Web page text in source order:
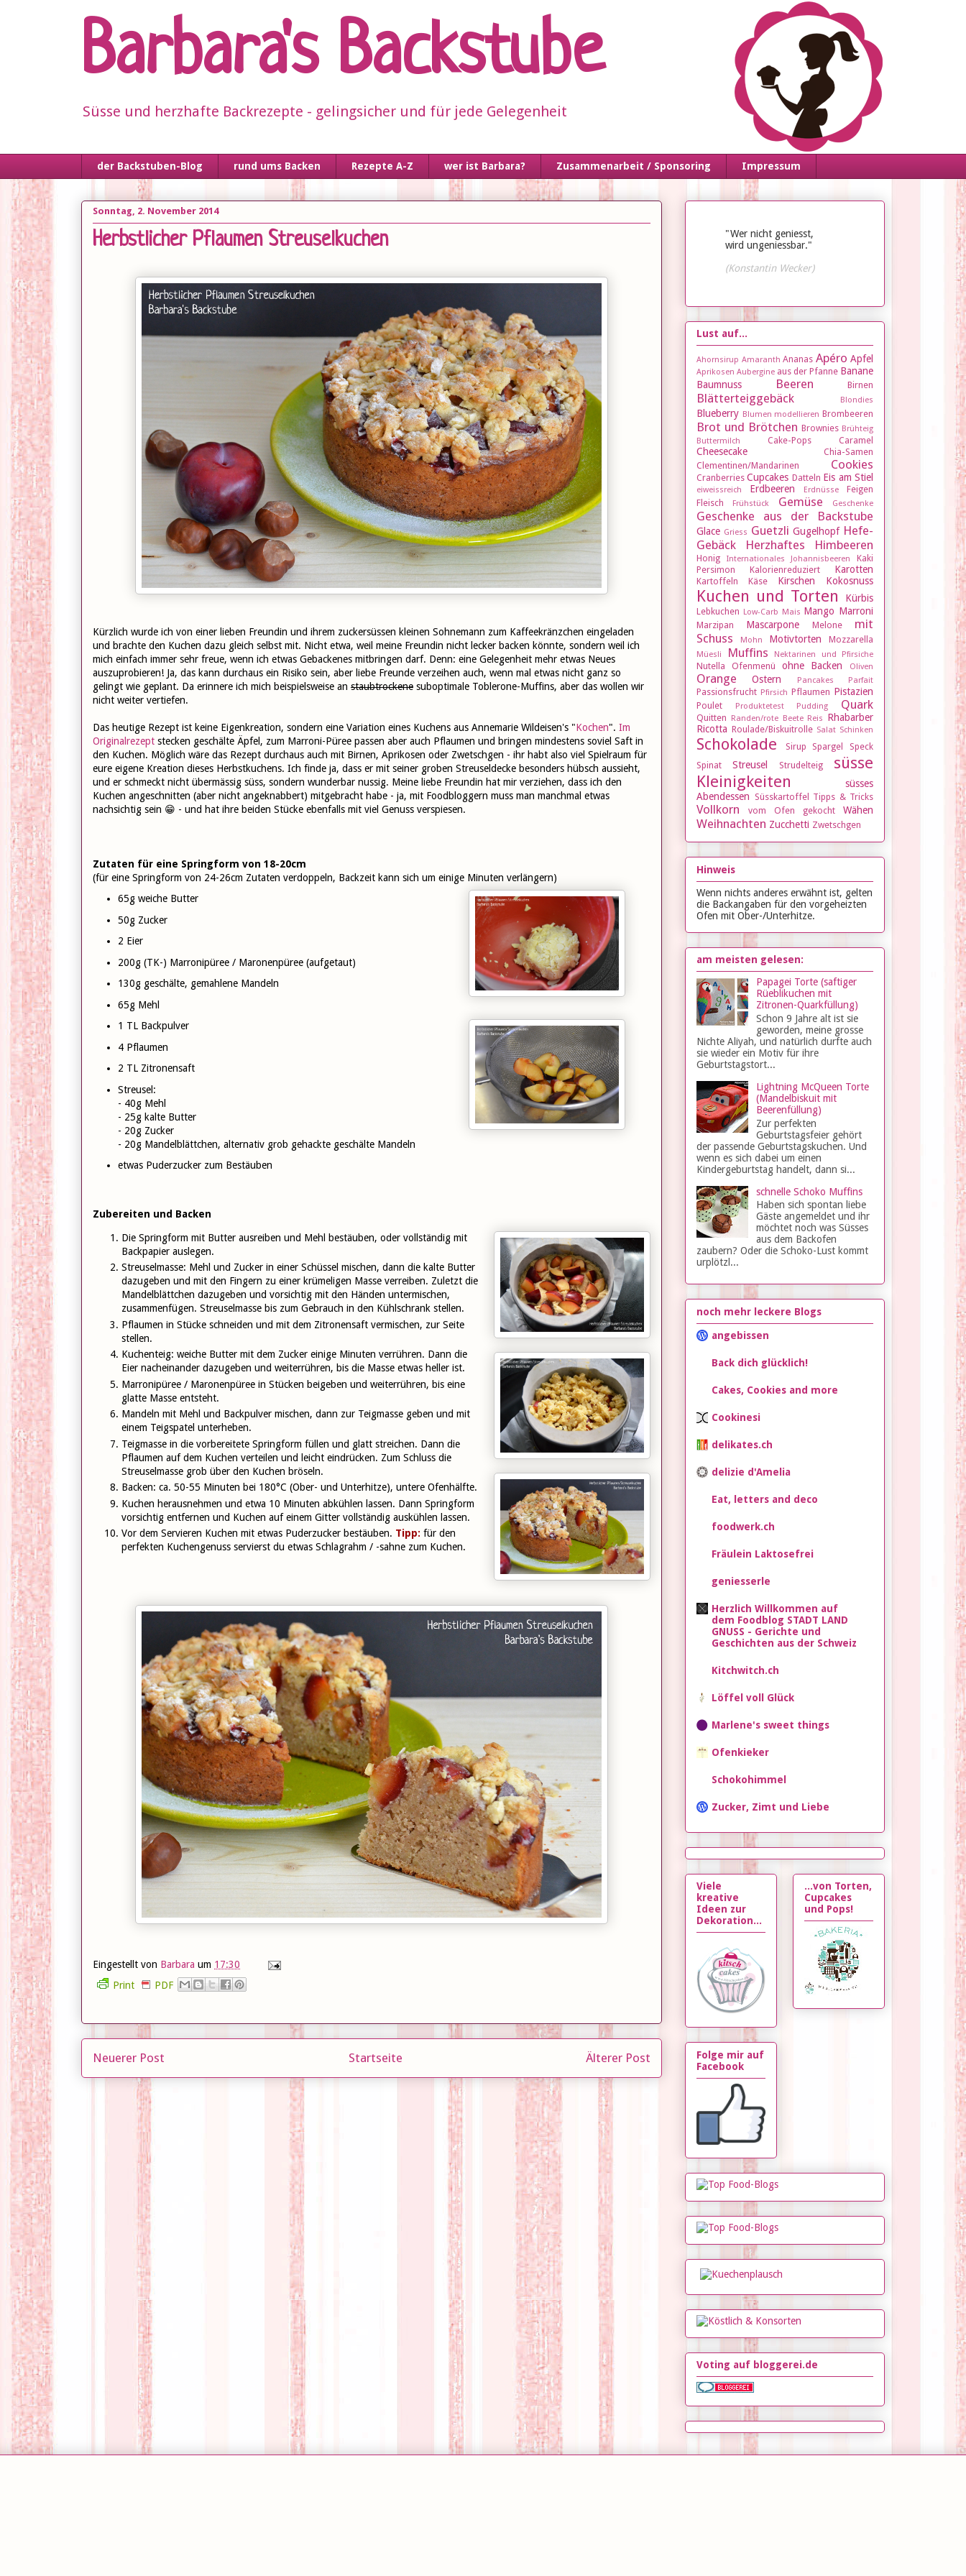
Barbara's Backstube
Süsse und herzhafte Backrezepte - gelingsicher und für jede Gelegenheit
der Backstuben-Blog rund ums Backen Rezepte A-Z wer ist Barbara? Zusammenarbeit / Sponsoring Impressum
Sonntag, 2. November 2014
Herbstlicher Pflaumen Streuselkuchen
Kürzlich wurde ich von einer lieben Freundin und ihrem zuckersüssen kleinen Sohnemann zum Kaffeekränzchen eingeladen
und brachte den Kuchen dazu gleich selbst mit. Nicht etwa, weil meine Freundin nicht lecker backen könnte, sondern weil ich
mich einfach immer sehr freue, wenn ich etwas Gebackenes mitbringen darf. Denn: eine Gelegenheit mehr etwas Neues
auszuprobieren! Ja, das kann durchaus ein Risiko sein, aber liebe Freunde verzeihen auch, wenn mal etwas nicht ganz so
gelingt wie geplant. Da erinnere ich mich beispielsweise an staubtrockene suboptimale Toblerone-Muffins, aber das wollen wir
nicht weiter vertiefen.
Das heutige Rezept ist keine Eigenkreation, sondern eine Variation eines Kuchens aus Annemarie Wildeisen's "Kochen". Im
Originalrezept stecken geschälte Äpfel, zum Marroni-Püree passen aber auch Pflaumen und bringen mindestens soviel Saft in
den Kuchen. Möglich wäre das Rezept durchaus auch mit Birnen, Aprikosen oder Zwetschgen - ihr habt also viel Spielraum für
eure eigene Kreation dieses Herbstkuchens. Ich finde ja, dass er mit seiner groben Streuseldecke besonders hübsch aussieht,
und er schmeckt nicht übermässig süss, sondern wunderbar nussig. Meine liebe Freundin hat mir verziehen, dass ich den
Kuchen angeschnitten (aber nicht angeknabbert) mitgebracht habe - ja, mit Foodbloggern muss man manchmal etwas
nachsichtig sein 😁 - und hat ihre beiden Stücke ebenfalls mit viel Genuss verspiesen.
Zutaten für eine Springform von 18-20cm
(für eine Springform von 24-26cm Zutaten verdoppeln, Backzeit kann sich um einige Minuten verlängern)
65g weiche Butter
50g Zucker
2 Eier
200g (TK-) Marronipüree / Maronenpüree (aufgetaut)
130g geschälte, gemahlene Mandeln
65g Mehl
1 TL Backpulver
4 Pflaumen
2 TL Zitronensaft
Streusel:
- 40g Mehl
- 25g kalte Butter
- 20g Zucker
- 20g Mandelblättchen, alternativ grob gehackte geschälte Mandeln
etwas Puderzucker zum Bestäuben
Zubereiten und Backen
Die Springform mit Butter ausreiben und Mehl bestäuben, oder vollständig mit
Backpapier auslegen.
Streuselmasse: Mehl und Zucker in einer Schüssel mischen, dann die kalte Butter
dazugeben und mit den Fingern zu einer krümeligen Masse verreiben. Zuletzt die
Mandelblättchen dazugeben und vorsichtig mit den Händen untermischen,
zusammenfügen. Streuselmasse bis zum Gebrauch in den Kühlschrank stellen.
Pflaumen in Stücke schneiden und mit dem Zitronensaft vermischen, zur Seite
stellen.
Kuchenteig: weiche Butter mit dem Zucker einige Minuten verrühren. Dann die
Eier nacheinander dazugeben und weiterrühren, bis die Masse etwas heller ist.
Marronipüree / Maronenpüree in Stücken beigeben und weiterrühren, bis eine
glatte Masse entsteht.
Mandeln mit Mehl und Backpulver mischen, dann zur Teigmasse geben und mit
einem Teigspatel unterheben.
Teigmasse in die vorbereitete Springform füllen und glatt streichen. Dann die
Pflaumen auf dem Kuchen verteilen und leicht eindrücken. Zum Schluss die
Streuselmasse grob über den Kuchen bröseln.
Backen: ca. 50-55 Minuten bei 180°C (Ober- und Unterhitze), untere Ofenhälfte.
Kuchen herausnehmen und etwa 10 Minuten abkühlen lassen. Dann Springform
vorsichtig entfernen und Kuchen auf einem Gitter vollständig auskühlen lassen.
Vor dem Servieren Kuchen mit etwas Puderzucker bestäuben. Tipp: für den
perfekten Kuchengenuss servierst du etwas Schlagrahm / -sahne zum Kuchen.
Eingestellt von Barbara um 17:30
Print
PDF
Neuerer Post Älterer Post
Startseite
"Wer nicht geniesst,
wird ungeniessbar."
(Konstantin Wecker)
Lust auf...
Ahornsirup Amaranth Ananas Apéro Apfel
Aprikosen Aubergine aus der Pfanne Banane
Baumnuss
Beeren Birnen
Blätterteiggebäck Blondies
Blueberry Blumen modellieren Brombeeren
Brot und Brötchen Brownies Brühteig
Buttermilch
Cake-Pops Caramel
Cheesecake
Chia-Samen
Clementinen/Mandarinen
Cookies
Cranberries Cupcakes Datteln Eis am Stiel
eiweissreich Erdbeeren Erdnüsse
Feigen
Fleisch
Frühstück Gemüse Geschenke
Geschenke aus der Backstube
Glace Griess Guetzli Gugelhopf Hefe-
Gebäck
Herzhaftes Himbeeren
Honig Internationales Johannisbeeren
Kaki
Persimon
Kalorienreduziert Karotten
Kartoffeln Käse Kirschen Kokosnuss
Kuchen und Torten Kürbis
Lebkuchen Low-Carb Mais Mango Marroni
Marzipan Mascarpone Melone
mit
Schuss
Mohn Motivtorten Mozzarella
Müesli Muffins Nektarinen und Pfirsiche
Nutella Ofenmenü ohne Backen Oliven
Orange Ostern Pancakes Parfait
Passionsfrucht Pfirsich Pflaumen Pistazien
Poulet Produktetest Pudding Quark
Quitten Randen/rote Beete Reis
Rhabarber
Ricotta Roulade/Biskuitrolle Salat Schinken
Schokolade Sirup Spargel
Speck
Spinat
Streusel Strudelteig
süsse
Kleinigkeiten
süsses
Abendessen Süsskartoffel Tipps & Tricks
Vollkorn vom Ofen gekocht Wähen
Weihnachten Zucchetti Zwetschgen
Hinweis
Wenn nichts anderes erwähnt ist, gelten
die Backangaben für den vorgeheizten
Ofen mit Ober-/Unterhitze.
am meisten gelesen:
Papagei Torte (saftiger
Rüeblikuchen mit
Zitronen-Quarkfüllung)
Schon 9 Jahre alt ist sie
geworden, meine grosse
Nichte Aliyah, und natürlich durfte auch
sie wieder ein Motiv für ihre
Geburtstagstort...
Lightning McQueen Torte
(Mandelbiskuit mit
Beerenfüllung)
Zur perfekten
Geburtstagsfeier gehört
der passende Geburtstagskuchen. Und
wenn es sich dabei um einen
Kindergeburtstag handelt, dann si...
schnelle Schoko Muffins
Haben sich spontan liebe
Gäste angemeldet und ihr
möchtet noch was Süsses
aus dem Backofen
zaubern? Oder die Schoko-Lust kommt
urplötzl...
noch mehr leckere Blogs
angebissen
Back dich glücklich!
Cakes, Cookies and more
Cookinesi
delikates.ch
delizie d'Amelia
Eat, letters and deco
foodwerk.ch
Fräulein Laktosefrei
geniesserle
Herzlich Willkommen auf
dem Foodblog STADT LAND
GNUSS - Gerichte und
Geschichten aus der Schweiz
Kitchwitch.ch
Löffel voll Glück
Marlene's sweet things
Ofenkieker
Schokohimmel
Zucker, Zimt und Liebe
Viele
kreative
Ideen zur
Dekoration...
Folge mir auf
Facebook
...von Torten,
Cupcakes
und Pops!
Voting auf bloggerei.de